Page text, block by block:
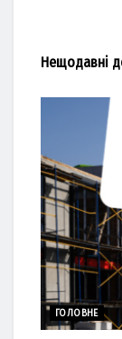
Нещодавні
ГОЛОВНЕ